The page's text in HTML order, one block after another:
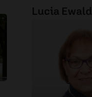
Lucia Ewald